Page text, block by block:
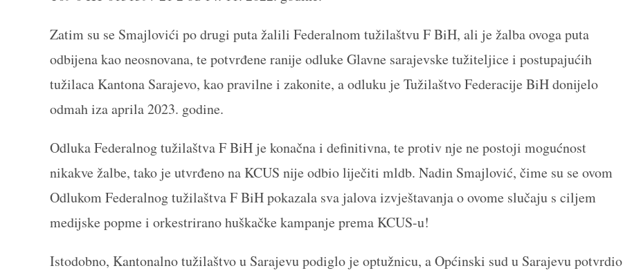
Zatim su se Smajlovići po drugi puta žalili Federalnom tužilaštvu F BiH, ali je žalba ovoga puta
odbijena kao neosnovana, te potvrđene ranije odluke Glavne sarajevske tužiteljice i postupajućih
tužilaca Kantona Sarajevo, kao pravilne i zakonite, a odluku je Tužilaštvo Federacije BiH donijelo
odmah iza aprila 2023. godine.
Odluka Federalnog tužilaštva F BiH je konačna i definitivna, te protiv nje ne postoji mogućnost
nikakve žalbe, tako je utvrđeno na KCUS nije odbio liječiti mldb. Nadin Smajlović, čime su se ovom
Odlukom Federalnog tužilaštva F BiH pokazala sva jalova izvještavanja o ovome slučaju s ciljem
medijske popme i orkestrirano huškačke kampanje prema KCUS-u!
Istodobno, Kantonalno tužilaštvo u Sarajevu podiglo je optužnicu, a Općinski sud u Sarajevu potvrdio